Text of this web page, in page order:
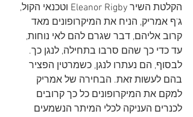
הקלטת השיר Eleanor Rigby וטכנאי הקול,
ג'ף אמריק, הניח את המיקרופונים מאד
קרוב אליהם, דבר שגרם להם לאי נוחות,
עד כדי כך שהם סרבו בתחילה, לנגן כך.
לבסוף, הם נעתרו לנגן, כשמרטין הפציר
בהם לעשות זאת. הבחירה של אמריק
למקם את המיקרופונים כל כך קרובים
לכנרים העניקה לכלי המיתר הנשמעים